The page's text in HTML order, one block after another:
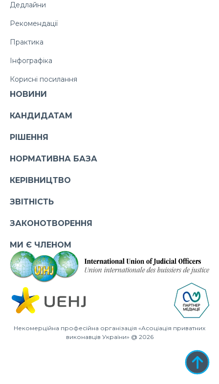
Дедлайни
Рекомендації
Практика
Інфографіка
Корисні посилання
НОВИНИ
КАНДИДАТАМ
РІШЕННЯ
НОРМАТИВНА БАЗА
КЕРІВНИЦТВО
ЗВІТНІСТЬ
ЗАКОНОТВОРЕННЯ
МИ Є ЧЛЕНОМ
Некомерційна професійна організація «Асоціація приватних
виконавців України» @ 2026